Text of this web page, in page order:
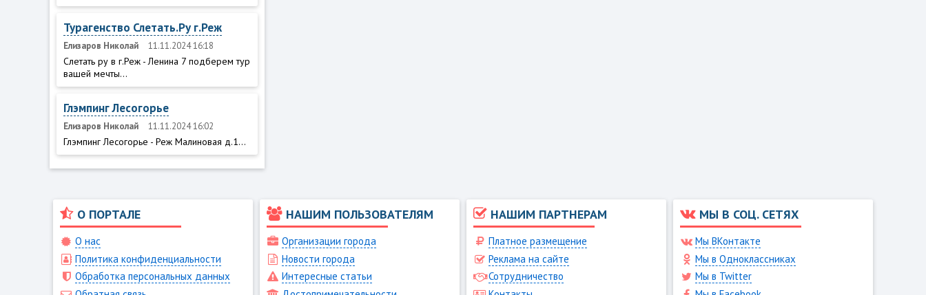
Турагенство Слетать.Ру г.Реж
Елизаров Николай 11.11.2024 16:18
Слетать ру в г.Реж - Ленина 7 подберем тур
вашей мечты...
Глэмпинг Лесогорье
Елизаров Николай 11.11.2024 16:02
Глэмпинг Лесогорье - Реж Малиновая д.1...
О ПОРТАЛЕ
О нас
Политика конфиденциальности
Обработка персональных данных
НАШИМ ПОЛЬЗОВАТЕЛЯМ
Организации города
Новости города
Интересные статьи
НАШИМ ПАРТНЕРАМ
Платное размещение
Реклама на сайте
Сотрудничество
МЫ В СОЦ. СЕТЯХ
Мы ВКонтакте
Мы в Одноклассниках
Мы в Twitter